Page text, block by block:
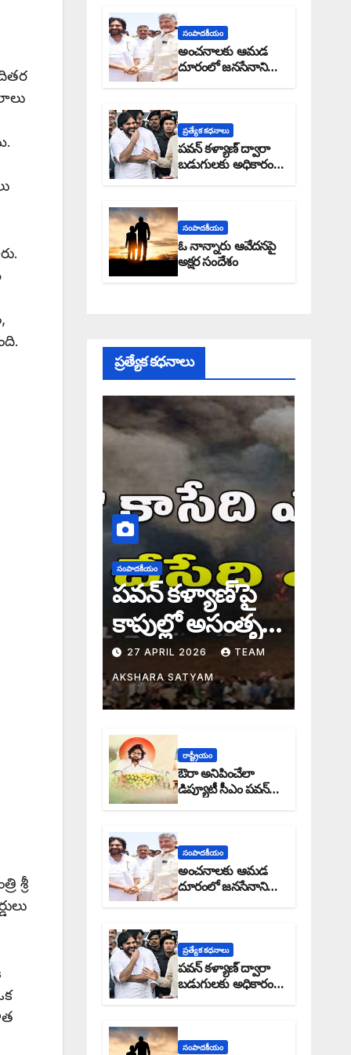
శ్రీ
సంపాదకీయం
అంచనాలకు ఆమడ
దూరంలో జనసేనాని?:
అక్షర సందేశం
ప్రత్యేక కధనాలు
పవన్ కళ్యాణ్ ద్వారా
బడుగులకు అధికారం
ఎండమావేనా: అక్షర
సంపాదకీయం
ఓ నాన్నారు ఆవేదనపై
అక్షర సందేశం
ప్రత్యేక కధనాలు
సంపాదకీయం
పవన్ కళ్యాణ్’పై
కాపుల్లో అసంతృప్తి
నిజమేనా: అక్షర
సందేశం
27 APRIL 2026 TEAM
AKSHARA SATYAM
రాష్ట్రీయం
ఔరా అనిపించేలా
డిప్యూటీ సీఎం పవన్
కళ్యాణ్ ప్రోగ్రెస్ రిపోర్టు
సంపాదకీయం
అంచనాలకు ఆమడ
దూరంలో జనసేనాని?:
అక్షర సందేశం
ప్రత్యేక కధనాలు
పవన్ కళ్యాణ్ ద్వారా
బడుగులకు అధికారం
ఎండమావేనా: అక్షర
సంపాదకీయం